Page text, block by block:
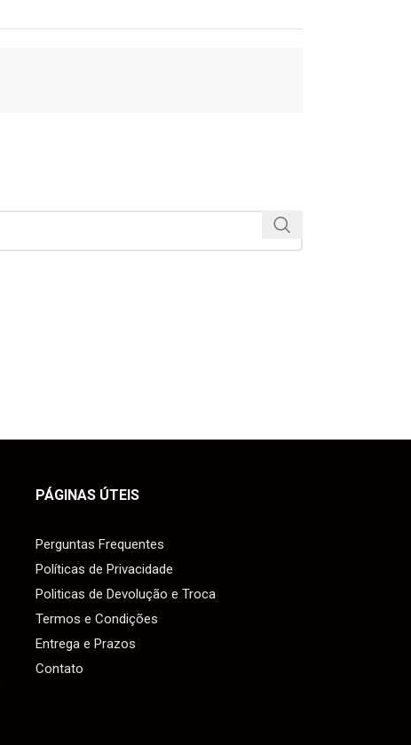
PÁGINAS ÚTEIS
Perguntas Frequentes
Políticas de Privacidade
Politicas de Devolução e Troca
Termos e Condições
Entrega e Prazos
Contato